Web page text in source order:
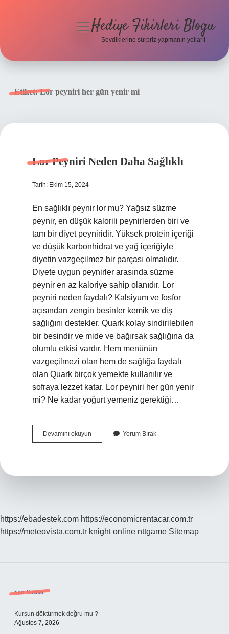
menüyüHediye Fikirleri Blogu
Sevdiklerine sürpriz yapmanın yolları!
Etiket:Lor peyniri her gün yenir mi
Lor Peyniri Neden Daha Sağlıklı
Tarih: Ekim 15, 2024
En sağlıklı peynir lor mu? Yağsız süzme
peynir, en düşük kalorili peynirlerden biri ve
tam bir diyet peyniridir. Yüksek protein içeriği
ve düşük karbonhidrat ve yağ içeriğiyle
diyetin vazgeçilmez bir parçası olmalıdır.
Diyete uygun peynirler arasında süzme
peynir en az kaloriye sahip olanıdır. Lor
peyniri neden faydalı? Kalsiyum ve fosfor
açısından zengin besinler kemik ve diş
sağlığını destekler. Quark kolay sindirilebilen
bir besindir ve mide ve bağırsak sağlığına da
olumlu etkisi vardır. Hem menünün
vazgeçilmezi olan hem de sağlığa faydalı
olan Quark birçok yemekte kullanılır ve
sofraya lezzet katar. Lor peyniri her gün yenir
mi? Ne kadar yoğurt yemeniz gerektiği…
Devamını okuyun
Peyniri
Yorum Bırak
https://ebadestek.com https://economicrentacar.com.tr
https://meteovista.com.tr knight online nttgame Sitemap
Sidebar
Son Yazılar
Kurşun döktürmek doğru mu ?
Ağustos 7, 2026